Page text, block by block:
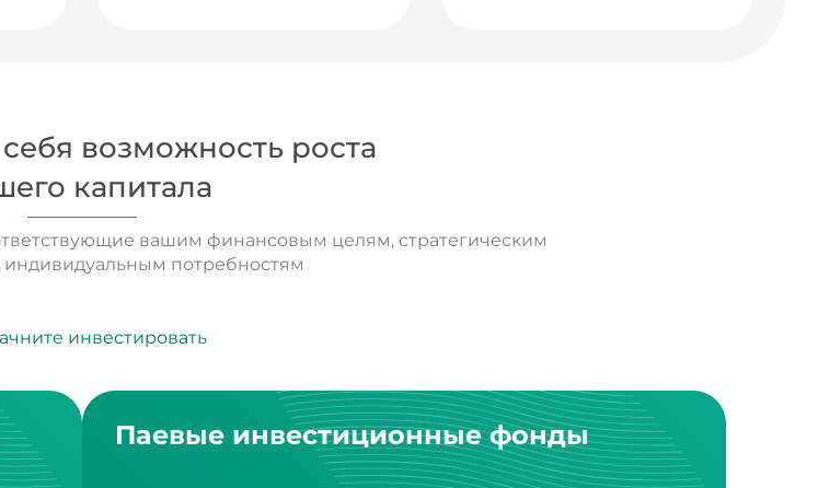
возможность роста
капитала
вашим финансовым целям, стратегическим
потребностям
инвестировать
Паевые инвестиционные фонды